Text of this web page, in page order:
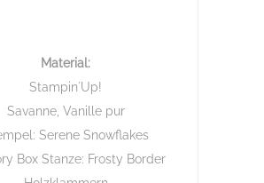
Material:
Stampin´Up!
Savanne, Vanille pur
Serene Snowflakes
Box Stanze: Frosty Border